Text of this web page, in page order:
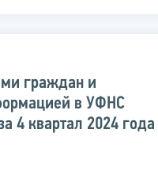
граждан и
в УФНС
4 квартал 2024 года